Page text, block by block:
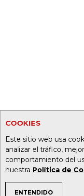
COOKIES
Este sitio web usa
analizar el tráfico,
comportamiento del
nuestra Política de
ENTENDIDO